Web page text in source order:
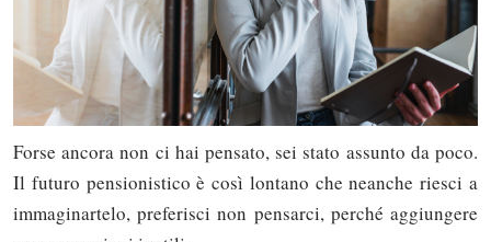
Forse ancora non ci hai pensato, sei stato assunto da poco.
Il futuro pensionistico è così lontano che neanche riesci a
immaginartelo, preferisci non pensarci, perché aggiungere